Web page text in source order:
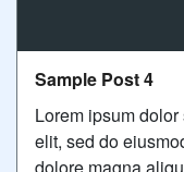
Sample Post 4
Lorem ipsum
elit, sed do